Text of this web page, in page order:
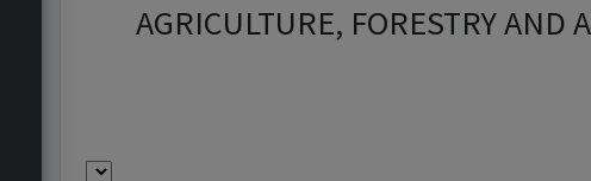
AGRICULTURE, FORESTRY AND